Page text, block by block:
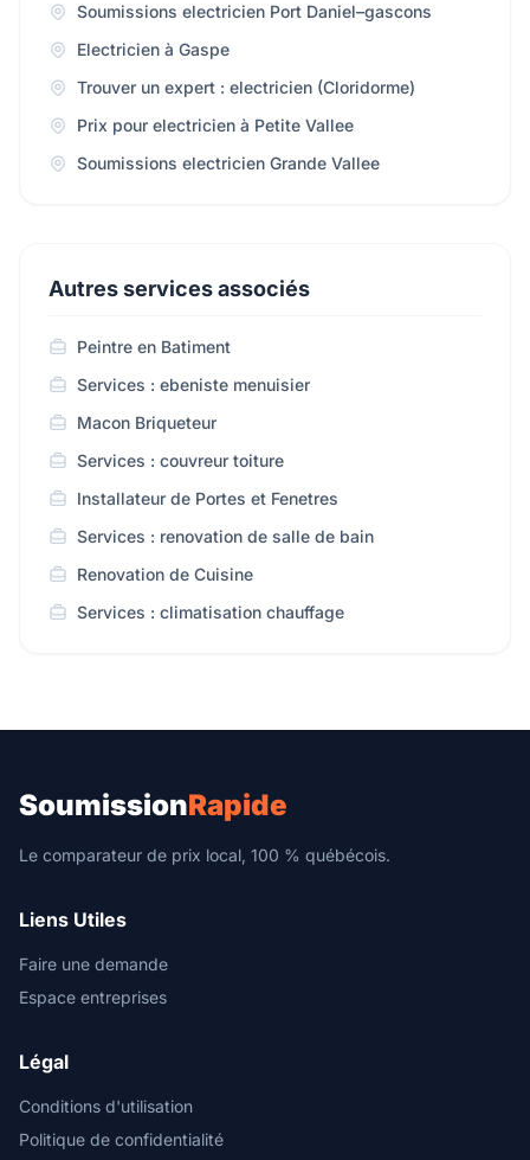
Soumissions electricien Port Daniel–gascons
Electricien à Gaspe
Trouver un expert : electricien (Cloridorme)
Prix pour electricien à Petite Vallee
Soumissions electricien Grande Vallee
Autres services associés
Peintre en Batiment
Services : ebeniste menuisier
Macon Briqueteur
Services : couvreur toiture
Installateur de Portes et Fenetres
Services : renovation de salle de bain
Renovation de Cuisine
Services : climatisation chauffage
SoumissionRapide
Le comparateur de prix local, 100 % québécois.
Liens Utiles
Faire une demande
Espace entreprises
Légal
Conditions d'utilisation
Politique de confidentialité